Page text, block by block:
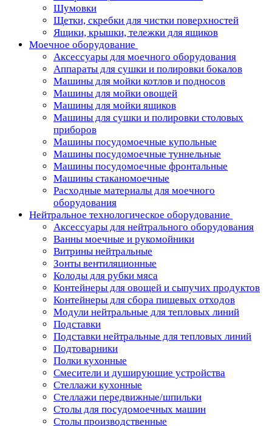
Шумовки
Щетки, скребки для чистки поверхностей
Ящики, крышки, тележки для ящиков
Моечное оборудование
Аксессуары для моечного оборудования
Аппараты для сушки и полировки бокалов
Машины для мойки котлов и подносов
Машины для мойки овощей
Машины для мойки ящиков
Машины для сушки и полировки столовых
приборов
Машины посудомоечные купольные
Машины посудомоечные туннельные
Машины посудомоечные фронтальные
Машины стаканомоечные
Расходные материалы для моечного
оборудования
Нейтральное технологическое оборудование
Аксессуары для нейтрального оборудования
Ванны моечные и рукомойники
Витрины нейтральные
Зонты вентиляционные
Колоды для рубки мяса
Контейнеры для овощей и сыпучих продуктов
Контейнеры для сбора пищевых отходов
Модули нейтральные для тепловых линий
Подставки
Подставки нейтральные для тепловых линий
Подтоварники
Полки кухонные
Смесители и душирующие устройства
Стеллажи кухонные
Стеллажи передвижные/шпильки
Столы для посудомоечных машин
Столы производственные